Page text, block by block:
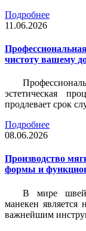
Подробнее
11.06.2026
чистоту вашему
эстетическая
продлевает срок
Подробнее
08.06.2026
Производство
формы и
В мире
манекен является
важнейшим